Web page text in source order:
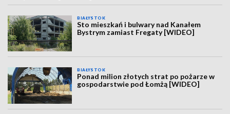
BIAŁYSTOK
Sto mieszkań i bulwary nad Kanałem
Bystrym zamiast Fregaty [WIDEO]
BIAŁYSTOK
Ponad milion złotych strat po pożarze w
gospodarstwie pod Łomżą [WIDEO]